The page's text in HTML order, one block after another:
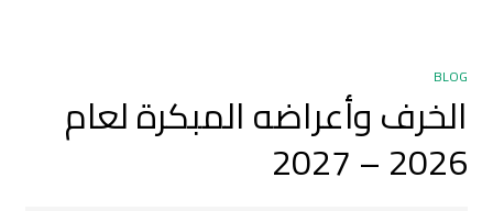
BLOG
الخرف وأعراضه المبكرة لعام
2026 – 2027